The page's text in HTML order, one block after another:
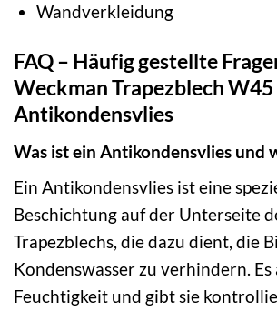
Wandverkleidung
FAQ – Häufig gestellte
Weckman Trapezblech W45
Antikondensvlies
Was ist ein Antikondensvlies und
Ein Antikondensvlies ist eine
Beschichtung auf der Unterseite
Trapezblechs, die dazu dient, die
Kondenswasser zu verhindern.
Feuchtigkeit und gibt sie